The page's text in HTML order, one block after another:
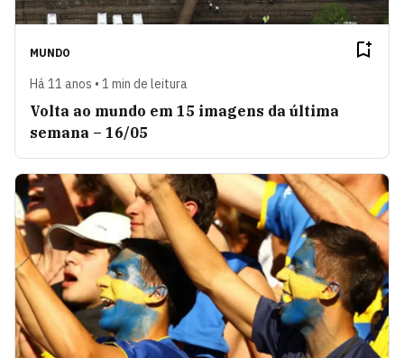
MUNDO
Há 11 anos • 1 min de leitura
Volta ao mundo em 15 imagens da última
semana – 16/05